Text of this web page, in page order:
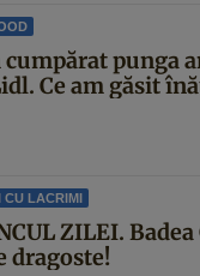
cumpărat punga
Ce am găsit
CU LACRIMI
ZILEI.
dragoste!